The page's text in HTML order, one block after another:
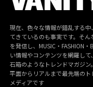
現在、色々な情報が錯乱する
てきているのも事実です。そ
を発信し、MUSIC・FASHION
い情報やコンテンツを網羅し
石箱のようなトレンドマガジ
平面からリアルまで最先端の
メディアです